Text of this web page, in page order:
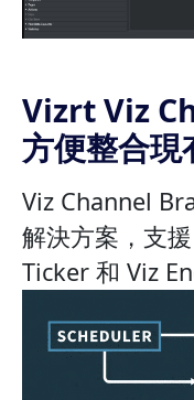
Vizrt Viz
方便整合現
Viz Channel
解決方案，支
Ticker 和 Viz